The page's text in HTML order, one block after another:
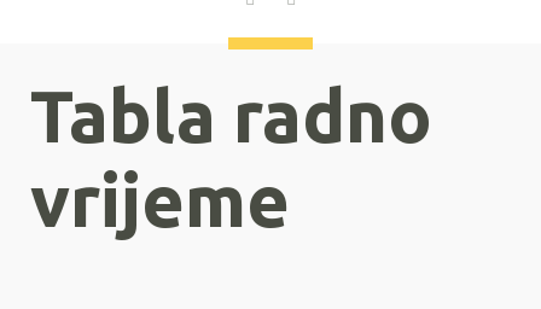
Tabla radno
vrijeme